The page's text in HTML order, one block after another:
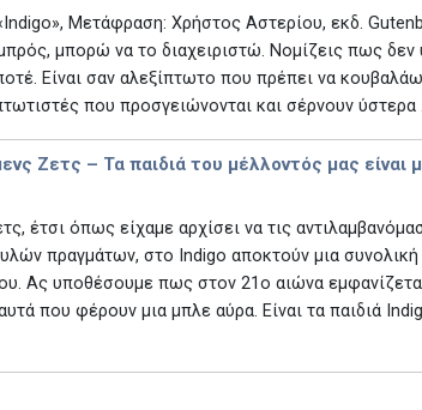
Μετάφραση: Χρήστος Αστερίου, εκδ.
μπορώ να το διαχειριστώ. Νομίζεις πως δεν
Είναι σαν αλεξίπτωτο που πρέπει να
που προσγειώνονται και σέρνουν ύστερα
Ζετς – Τα παιδιά του μέλλοντός μας είναι
έτσι όπως είχαμε αρχίσει να τις
πραγμάτων, στο Indigo αποκτούν μια συνολική
Ας υποθέσουμε πως στον 21ο αιώνα
που φέρουν μια μπλε αύρα. Είναι τα παιδιά